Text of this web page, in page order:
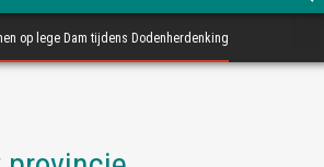
op lege Dam tijdens Dodenherdenking